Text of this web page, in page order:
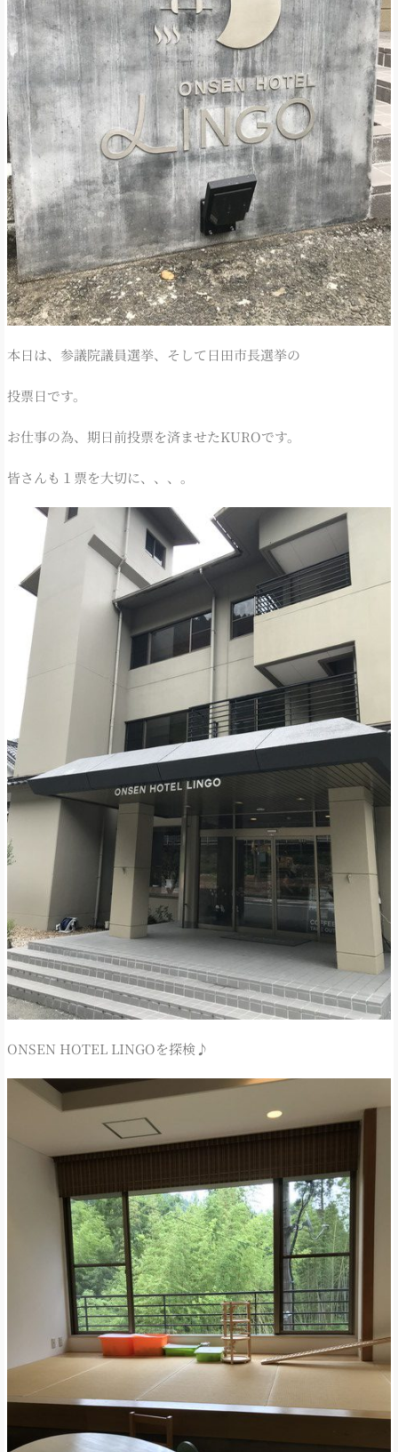
本日は、参議院議員選挙、そして日田市長選挙の
投票日です。
お仕事の為、期日前投票を済ませたKUROです。
皆さんも１票を大切に、、、。
ONSEN HOTEL LINGOを探検♪